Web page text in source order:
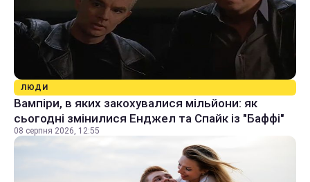
ЛЮДИ
Вампіри, в яких закохувалися мільйони: як
сьогодні змінилися Енджел та Спайк із "Баффі"
08 серпня 2026, 12:55